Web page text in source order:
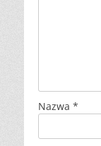
Nazwa *